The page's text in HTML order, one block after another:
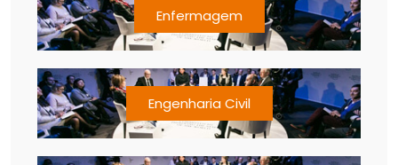
Enfermagem
Engenharia Civil